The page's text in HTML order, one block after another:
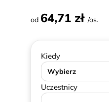
od 64,71 zł /os.
Kiedy
Wybierz
Uczestnicy